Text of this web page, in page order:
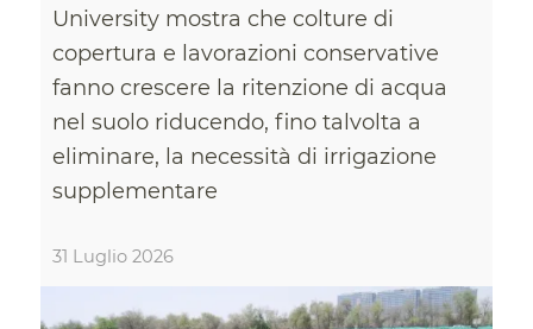
University mostra che colture di
copertura e lavorazioni conservative
fanno crescere la ritenzione di acqua
nel suolo riducendo, fino talvolta a
eliminare, la necessità di irrigazione
supplementare
31 Luglio 2026